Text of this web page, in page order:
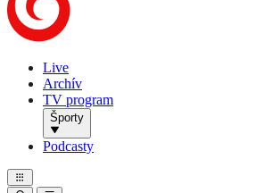
Live
Archív
TV program
Športy
Podcasty